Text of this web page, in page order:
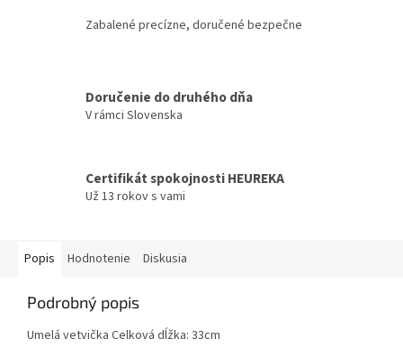
Zabalené precízne, doručené bezpečne
Doručenie do druhého dňa
V rámci Slovenska
Certifikát spokojnosti HEUREKA
Už 13 rokov s vami
Popis Hodnotenie Diskusia
Podrobný popis
Umelá vetvička Celková dĺžka: 33cm